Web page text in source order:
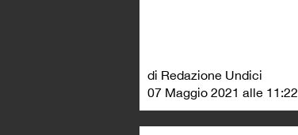
di Redazione Undici
07 Maggio 2021 alle 11:22